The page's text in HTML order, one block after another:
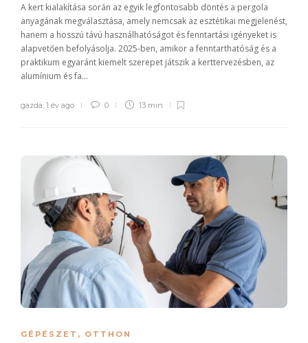
A kert kialakítása során az egyik legfontosabb döntés a pergola
anyagának megválasztása, amely nemcsak az esztétikai megjelenést,
hanem a hosszú távú használhatóságot és fenntartási igényeket is
alapvetően befolyásolja. 2025-ben, amikor a fenntarthatóság és a
praktikum egyaránt kiemelt szerepet játszik a kerttervezésben, az
alumínium és fa...
gazda, 1 év ago 0 13 min
GÉPÉSZET , OTTHON